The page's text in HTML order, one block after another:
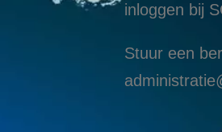
inloggen bij
Stuur een